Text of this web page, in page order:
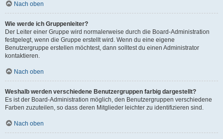
Nach oben
Wie werde ich Gruppenleiter?
Der Leiter einer Gruppe wird normalerweise durch die Board-Administration
festgelegt, wenn die Gruppe erstellt wird. Wenn du eine eigene
Benutzergruppe erstellen möchtest, dann solltest du einen Administrator
kontaktieren.
Nach oben
Weshalb werden verschiedene Benutzergruppen farbig dargestellt?
Es ist der Board-Administration möglich, den Benutzergruppen verschiedene
Farben zuzuteilen, so dass deren Mitglieder leichter zu identifizieren sind.
Nach oben